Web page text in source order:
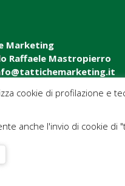
Marketing
Raffaele Mastropierro
MARKETING
cookie di profilazione e
anche l'invio di cookie di